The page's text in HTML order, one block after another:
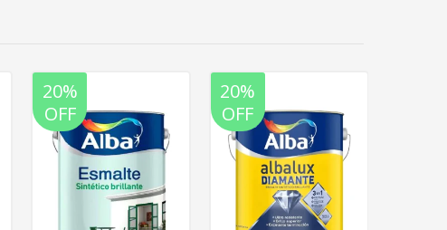
20%
OFF
20%
OFF